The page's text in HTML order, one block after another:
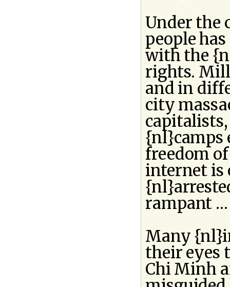
Under the
people
with the
rights.
and in
city
{nl}camps
freedom
internet is
rampant …
Many
their eyes
Chi Minh